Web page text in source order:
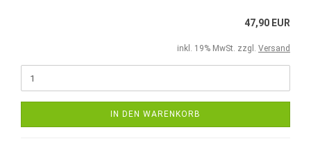
47,90 EUR
inkl. 19% MwSt. zzgl. Versand
IN DEN WARENKORB